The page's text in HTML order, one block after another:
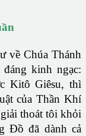
về Chúa Thánh
kinh ngạc:
Kitô Giêsu, thì
của Thần Khí
thoát tôi khỏi
Đồ đã dành cả